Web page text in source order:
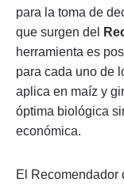
para la toma de
que surgen del
herramienta es
para cada uno de
aplica en maíz y
óptima biológica
económica.
El Recomendador